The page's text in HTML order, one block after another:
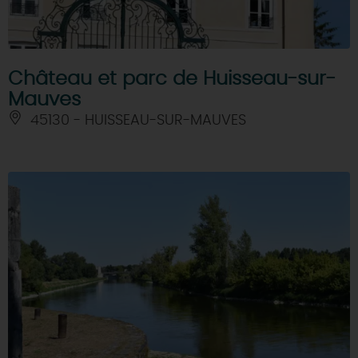
Château et parc de Huisseau-sur-
Mauves
45130 - HUISSEAU-SUR-MAUVES